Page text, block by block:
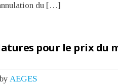
du […]
pour le prix du
by AEGES